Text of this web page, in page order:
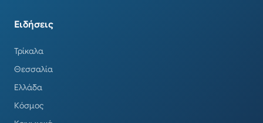
Ειδήσεις
Τρίκαλα
Θεσσαλία
Ελλάδα
Κόσμος